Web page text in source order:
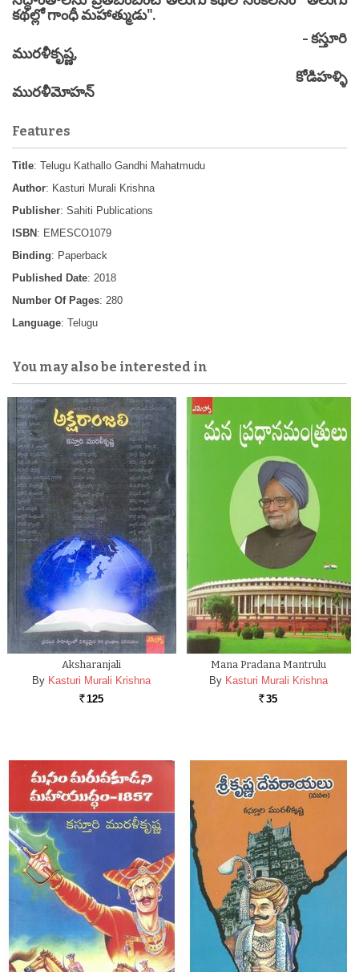
కథల్లో గాంధీ మహాత్ముడు".
- కస్తూరి
మురళీకృష్ణ,
కోడిహళ్ళి
మురళీమోహన్
Features
Title: Telugu Kathallo Gandhi Mahatmudu
Author: Kasturi Murali Krishna
Publisher: Sahiti Publications
ISBN : EMESCO1079
Binding: Paperback
Published Date: 2018
Number Of Pages: 280
Language: Telugu
You may also be interested in
Aksharanjali
By Kasturi Murali Krishna
Rs. 125
Mana Pradana Mantrulu
By Kasturi Murali Krishna
Rs. 35